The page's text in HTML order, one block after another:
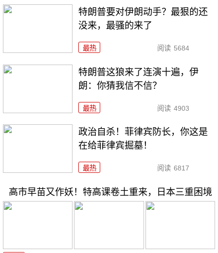
特朗普要对伊朗动手？最狠的还
没来，最骚的来了
最热 阅读 5684
特朗普这狼来了连演十遍，伊
朗：你猜我信不信？
最热 阅读 4903
政治自杀！菲律宾防长，你这是
在给菲律宾掘墓！
最热 阅读 6817
高市早苗又作妖！特高课卷土重来，日本三重困境